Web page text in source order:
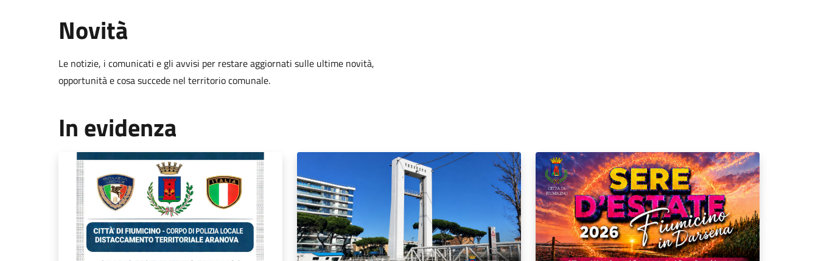
Novità
Le notizie, i comunicati e gli avvisi per restare aggiornati sulle ultime novità,
opportunità e cosa succede nel territorio comunale.
In evidenza